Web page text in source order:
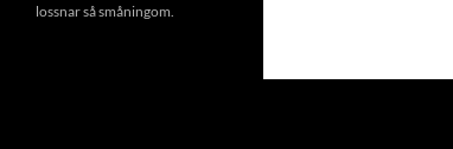
lossnar så småningom.